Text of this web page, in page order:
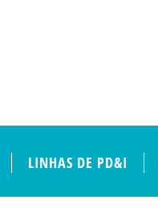
LINHAS DE PD&I